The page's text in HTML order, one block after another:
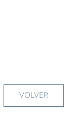
VOLVER